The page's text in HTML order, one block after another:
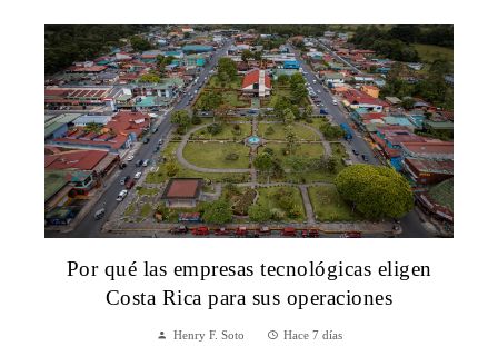
Por qué las empresas tecnológicas eligen
Costa Rica para sus operaciones
Henry F. Soto Hace 7 días